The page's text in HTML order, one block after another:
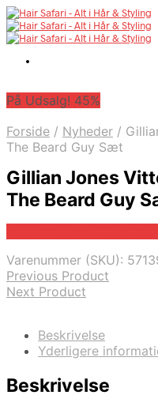
På Udsalg! 45%
Forside / Nyheder /
The Beard Guy Sæt
Gillian Jones
The Beard Guy
Varenummer (SKU):
Previous Product
Next Product
Beskrivelse
Yderligere
Beskrivelse